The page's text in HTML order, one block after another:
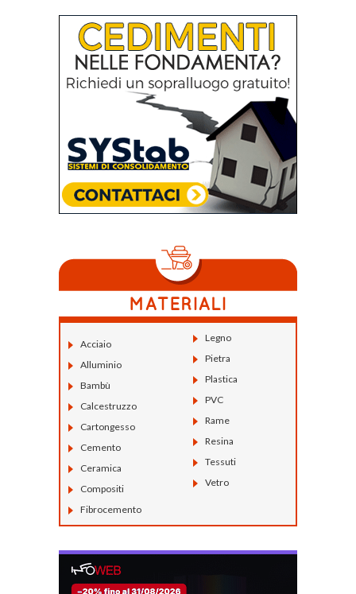
Acciaio
Alluminio
Bambù
Calcestruzzo
Cartongesso
Cemento
Ceramica
Compositi
Fibrocemento
Legno
Pietra
Plastica
PVC
Rame
Resina
Tessuti
Vetro